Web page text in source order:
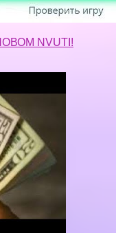
#догикоин,